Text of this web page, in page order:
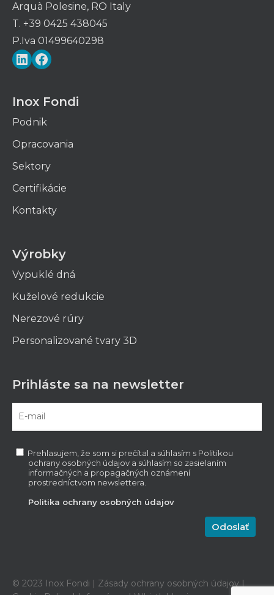
Arquà Polesine, RO Italy
T. +39 0425 438045
P.Iva 01499640298
LinkedIn
Facebook
Inox Fondi
Podnik
Opracovania
Sektory
Certifikácie
Kontakty
Výrobky
Vypuklé dná
Kuželové redukcie
Nerezové rúry
Personalizované tvary 3D
Prihláste sa na newsletter
Prehlasujem, že som si prečítal a súhlasím s Politikou
ochrany osobných údajov a súhlasím so zasielaním
informačných a propagačných oznámení
prostredníctvom newslettera.
Politika ochrany osobných údajov
© 2023 Inox Fondi | Zásady ochrany osobných údajov|